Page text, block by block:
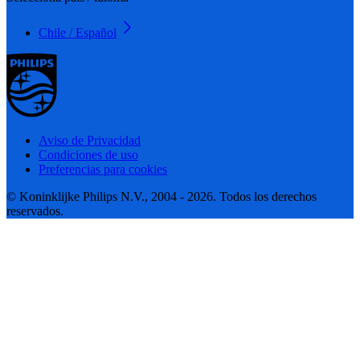
Chile / Español
Aviso de Privacidad
Condiciones de uso
Preferencias para cookies
© Koninklijke Philips N.V., 2004 - 2026. Todos los derechos
reservados.